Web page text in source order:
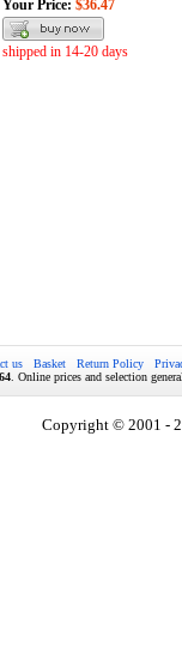
Your Price: $36.47
shipped in 14-20 days
us Basket Return Policy
. Online prices and selection
Copyright © 2001 -